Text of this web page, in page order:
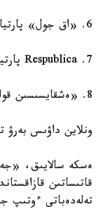
6. «اق جول» پارتياسى — 7،22%؛
7. Respublica پارتياسى — 10،88%؛
8. «ەشقايسىسىن قولدامايمىن» — 0،77%.
ونلاين داۋىس بەرۋ
ەسكە سالايىق،
قاتىساتىن
تەلەدەباتى ءوتىپ